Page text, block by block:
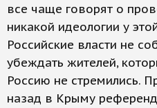
все чаще говорят о
никакой идеологии у
Российские власти не
убеждать жителей,
Россию не стремились.
назад в Крыму